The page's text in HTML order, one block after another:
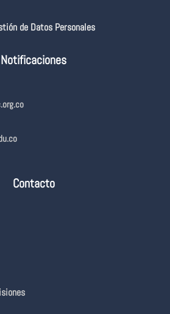
de Datos Personales
Notificaciones
Contacto